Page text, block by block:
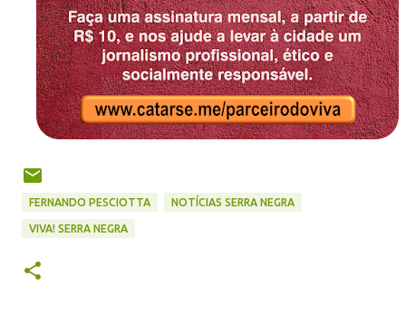
FERNANDO PESCIOTTA NOTÍCIAS SERRA NEGRA
VIVA! SERRA NEGRA